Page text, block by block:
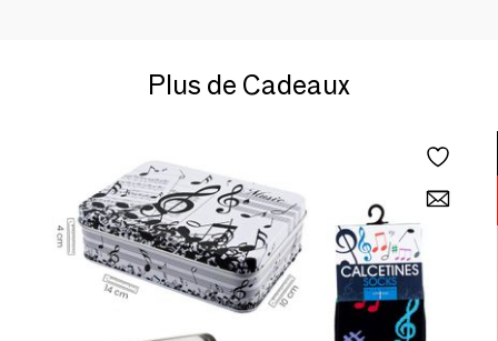
Plus de Cadeaux